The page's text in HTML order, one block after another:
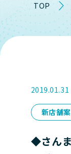
TOP
2019.01.31
新店舗
◆さん